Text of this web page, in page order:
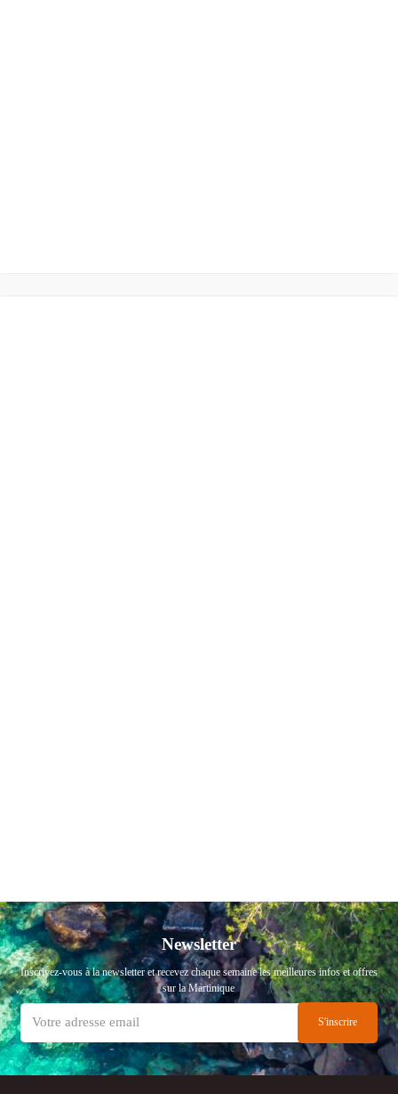
Newsletter
Inscrivez-vous à la newsletter et recevez chaque semaine les meilleures infos et offres
sur la Martinique